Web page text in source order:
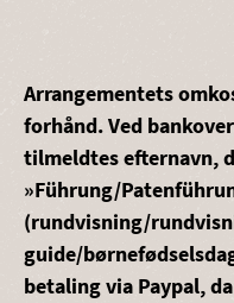
Arrangementets
forhånd. Ved
tilmeldtes efternavn,
»Führung/
(rundvisning/
guide/
betaling via Paypal,